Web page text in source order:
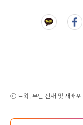
ⓒ 트윅, 무단 전재 및 재배포